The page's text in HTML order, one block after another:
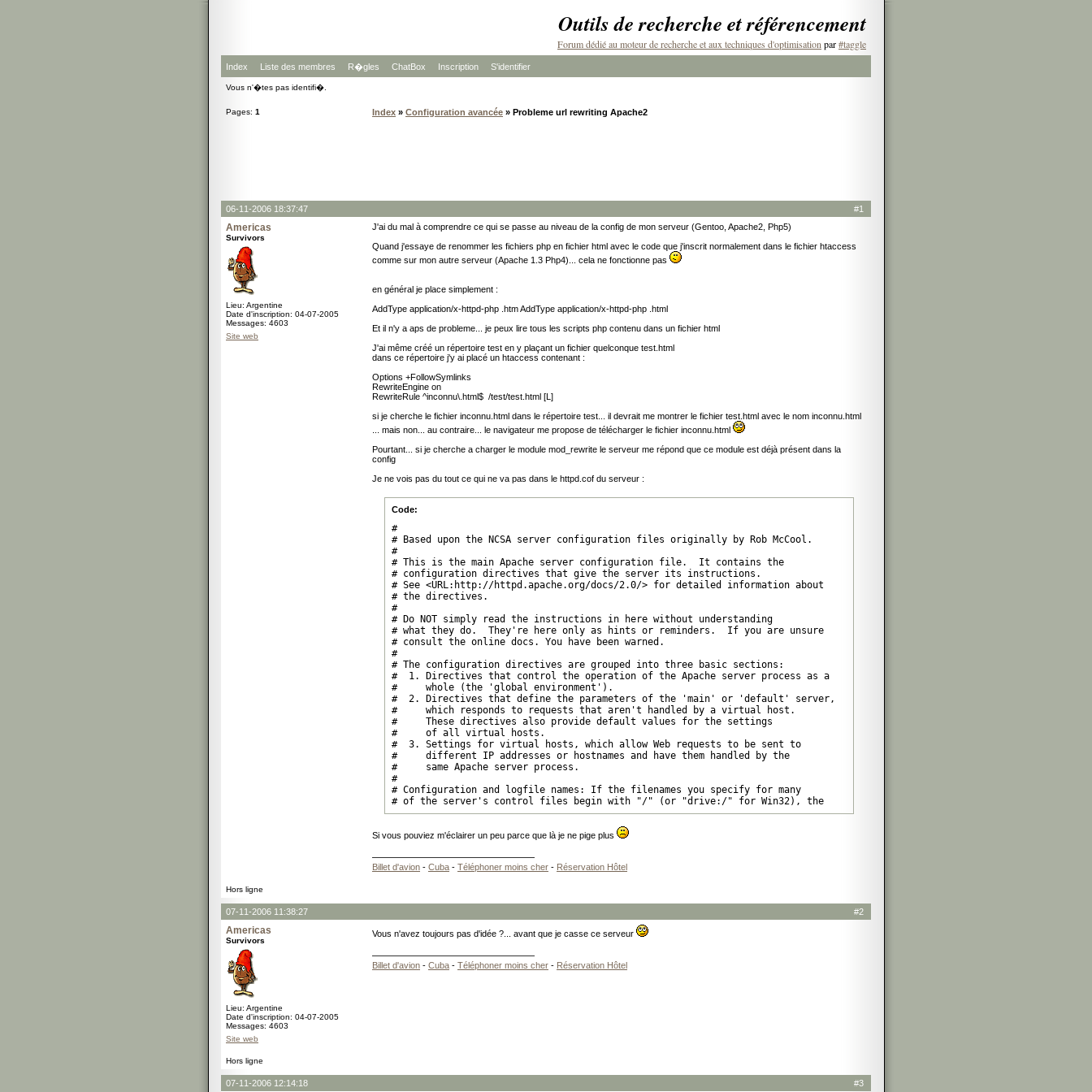
Outils de recherche et référencement
Forum dédié au moteur de recherche et aux techniques d'optimisation par#taggle
Index Liste des membres R�gles ChatBox Inscription S'identifier
Vous n'�tes pas identifi�.
Pages: 1 Index » Configuration avancée » Probleme url rewriting Apache2
#1
06-11-2006 18:37:47
Americas
Survivors
Lieu: Argentine
Date d'inscription: 04-07-2005
Messages: 4603
Site web
J'ai du mal à comprendre ce qui se passe au niveau de la config de mon serveur (Gentoo, Apache2, Php5)
Quand j'essaye de renommer les fichiers php en fichier html avec le code que j'inscrit normalement dans le fichier htaccess
comme sur mon autre serveur (Apache 1.3 Php4)... cela ne fonctionne pas
en général je place simplement :
AddType application/x-httpd-php .htm AddType application/x-httpd-php .html
Et il n'y a aps de probleme... je peux lire tous les scripts php contenu dans un fichier html
J'ai même créé un répertoire test en y plaçant un fichier quelconque test.html
dans ce répertoire j'y ai placé un htaccess contenant :
Options +FollowSymlinks
RewriteEngine on
RewriteRule ^inconnu\.html$ /test/test.html [L]
si je cherche le fichier inconnu.html dans le répertoire test... il devrait me montrer le fichier test.html avec le nom inconnu.html
... mais non... au contraire... le navigateur me propose de télécharger le fichier inconnu.html
Pourtant... si je cherche a charger le module mod_rewrite le serveur me répond que ce module est déjà présent dans la
config
Je ne vois pas du tout ce qui ne va pas dans le httpd.cof du serveur :
Code:
#
# Based upon the NCSA server configuration files originally by Rob McCool.
#
# This is the main Apache server configuration file.  It contains the
# configuration directives that give the server its instructions.
# See <URL:http://httpd.apache.org/docs/2.0/> for detailed information about
# the directives.
#
# Do NOT simply read the instructions in here without understanding
# what they do.  They're here only as hints or reminders.  If you are unsure
# consult the online docs. You have been warned.
#
# The configuration directives are grouped into three basic sections:
#  1. Directives that control the operation of the Apache server process as a
#     whole (the 'global environment').
#  2. Directives that define the parameters of the 'main' or 'default' server,
#     which responds to requests that aren't handled by a virtual host.
#     These directives also provide default values for the settings
#     of all virtual hosts.
#  3. Settings for virtual hosts, which allow Web requests to be sent to
#     different IP addresses or hostnames and have them handled by the
#     same Apache server process.
#
# Configuration and logfile names: If the filenames you specify for many
# of the server's control files begin with "/" (or "drive:/" for Win32), the
# server will use that explicit path.  If the filenames do *not* begin
# with "/", the value of ServerRoot is prepended -- so "logs/foo.log"
# with ServerRoot set to "/usr/local/apache" will be interpreted by the
#
# The directives in this section affect the overall operation of Apache,
#
#
# ServerRoot: The top of the directory tree under which the server's
#
Si vous pouviez m'éclairer un peu parce que là je ne pige plus
Billet d'avion - Cuba - Téléphoner moins cher - Réservation Hôtel
Hors ligne
#2
07-11-2006 11:38:27
Americas
Survivors
Lieu: Argentine
Date d'inscription: 04-07-2005
Messages: 4603
Site web
Vous n'avez toujours pas d'idée ?... avant que je casse ce serveur
Billet d'avion - Cuba - Téléphoner moins cher - Réservation Hôtel
Hors ligne
#3
07-11-2006 12:14:18